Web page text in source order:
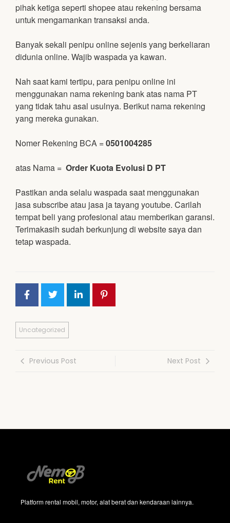
pihak ketiga seperti shopee atau rekening bersama
untuk mengamankan transaksi anda.
Banyak sekali penipu online sejenis yang berkeliaran
didunia online. Wajib waspada ya kawan.
Nah saat kami tertipu, para penipu online ini
menggunakan nama rekening bank atas nama PT
yang tidak tahu asal usulnya. Berikut nama rekening
yang mereka gunakan.
Nomer Rekening BCA =0501004285
atas Nama = Order Kuota Evolusi D PT
Pastikan anda selalu waspada saat menggunakan
jasa subscribe atau jasa ja tayang youtube. Carilah
tempat beli yang profesional atau memberikan garansi.
Terimakasih sudah berkunjung di website saya dan
tetap waspada.
Uncategorized
Previous Post Next Post
Platform rental mobil, motor, alat berat dan kendaraan lainnya.